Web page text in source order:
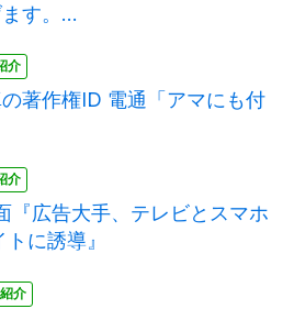
す。...
介
著作権ID 電通「アマにも付
介
『広告大手、テレビとスマホ
に誘導』
介